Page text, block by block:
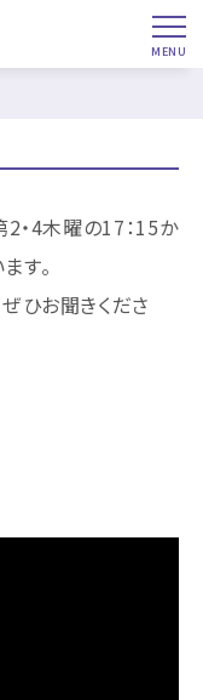
2・4木曜の17：15か
す。
ひお聞きくださ